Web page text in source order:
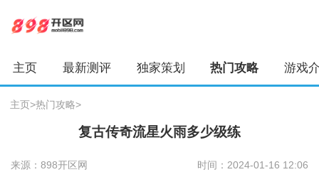
主页 最新测评 独家策划 热门攻略 游戏
主页>热门攻略>
复古传奇流星火雨多少级练
来源：898开区网 时间：2024-01-16 12:06